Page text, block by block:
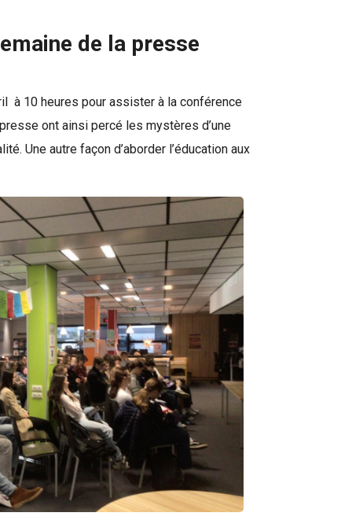
de la presse
à 10 heures pour assister à la conférence
ont ainsi percé les mystères d’une
Une autre façon d’aborder l’éducation aux